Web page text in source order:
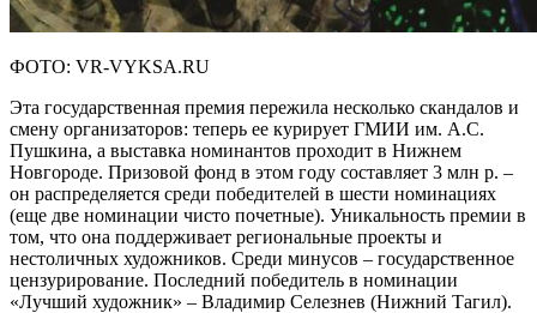
ФОТО: VR-VYKSA.RU
Эта государственная премия пережила несколько скандалов и
смену организаторов: теперь ее курирует ГМИИ им. А.С.
Пушкина, а выставка номинантов проходит в Нижнем
Новгороде. Призовой фонд в этом году составляет 3 млн р. –
он распределяется среди победителей в шести номинациях
(еще две номинации чисто почетные). Уникальность премии в
том, что она поддерживает региональные проекты и
нестоличных художников. Среди минусов – государственное
цензурирование. Последний победитель в номинации
«Лучший художник» – Владимир Селезнев (Нижний Тагил).